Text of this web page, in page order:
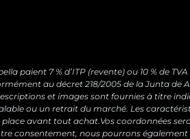
paient 7 % d’ITP (revente) ou 10 % de
au décret 218/2005 de la Junta de
et images sont fournies à titre
ou un retrait du marché. Les
avant tout achat.Vos coordonnées
consentement, nous pourrons